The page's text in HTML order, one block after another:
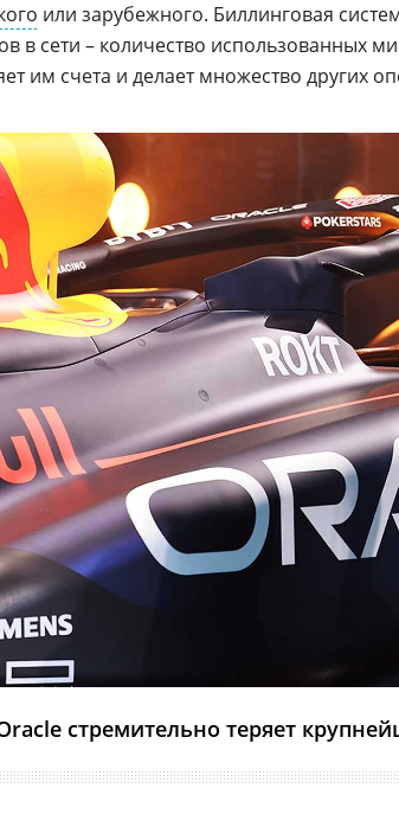
или зарубежного. Биллинговая
в сети – количество использованных
им счета и делает множество других
стремительно теряет